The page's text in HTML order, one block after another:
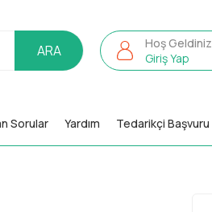
ARA
Hoş Geldiniz
Giriş Yap
Sorular Yardım Tedarikçi Başvuru